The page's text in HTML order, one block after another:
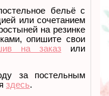
бельё с
или сочетанием
на резинке
опишите свои
на заказили
за постельным
здесь.